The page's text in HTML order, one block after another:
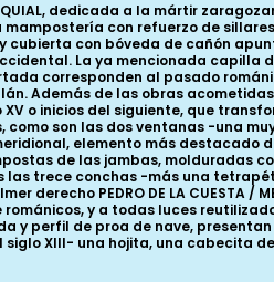
dedicada a la mártir
mampostería con refuerzo de
cubierta con bóveda de cañón
La ya mencionada capilla
corresponden al pasado
Además de las obras
o inicios del siguiente, que
como son las dos ventanas -una
elemento más destacado
de las jambas, molduradas
las trece conchas -más una
derecho PEDRO DE LA
y a todas luces
y perfil de proa de nave,
siglo XIII- una hojita, una cabecita